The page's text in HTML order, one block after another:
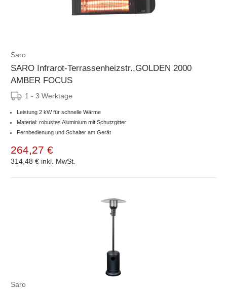
Saro
SARO Infrarot-Terrassenheizstr.,GOLDEN 2000
AMBER FOCUS
1 - 3 Werktage
Leistung 2 kW für schnelle Wärme
Material: robustes Aluminium mit Schutzgitter
Fernbedienung und Schalter am Gerät
264,27 €
314,48 € inkl. MwSt.
Saro